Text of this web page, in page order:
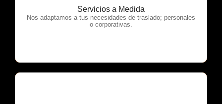
Servicios a Medida
Nos adaptamos a tus necesidades de traslado; personales
o corporativas.
OTP Servicios